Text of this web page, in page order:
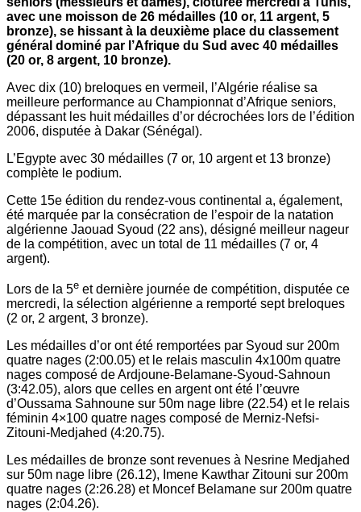
avec une moisson de 26 médailles (10 or, 11 argent, 5
bronze), se hissant à la deuxième place du classement
général dominé par l’Afrique du Sud avec 40 médailles
(20 or, 8 argent, 10 bronze).
Avec dix (10) breloques en vermeil, l’Algérie réalise sa
meilleure performance au Championnat d’Afrique seniors,
dépassant les huit médailles d’or décrochées lors de l’édition
2006, disputée à Dakar (Sénégal).
L’Egypte avec 30 médailles (7 or, 10 argent et 13 bronze)
complète le podium.
Cette 15e édition du rendez-vous continental a, également,
été marquée par la consécration de l’espoir de la natation
algérienne Jaouad Syoud (22 ans), désigné meilleur nageur
de la compétition, avec un total de 11 médailles (7 or, 4
argent).
Lors de la 5e et dernière journée de compétition, disputée ce
mercredi, la sélection algérienne a remporté sept breloques
(2 or, 2 argent, 3 bronze).
Les médailles d’or ont été remportées par Syoud sur 200m
quatre nages (2:00.05) et le relais masculin 4x100m quatre
nages composé de Ardjoune-Belamane-Syoud-Sahnoun
(3:42.05), alors que celles en argent ont été l’œuvre
d’Oussama Sahnoune sur 50m nage libre (22.54) et le relais
féminin 4×100 quatre nages composé de Merniz-Nefsi-
Zitouni-Medjahed (4:20.75).
Les médailles de bronze sont revenues à Nesrine Medjahed
sur 50m nage libre (26.12), Imene Kawthar Zitouni sur 200m
quatre nages (2:26.28) et Moncef Belamane sur 200m quatre
nages (2:04.26).